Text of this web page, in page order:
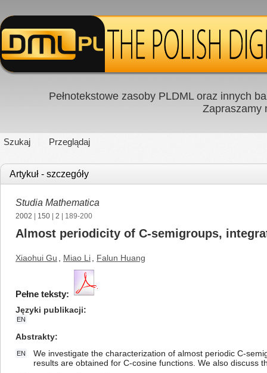
Pełnotekstowe zasoby PLDML oraz innych
Zapraszamy
Szukaj Przeglądaj
Artykuł - szczegóły
Studia Mathematica
2002 150 2 | 189-200
Almost periodicity of C-semigroups,
Xiaohui Gu Miao Li Falun Huang
Pełne teksty:
Języki publikacji
EN
Abstrakty
EN
We investigate the characterization of almost periodic C-
results are obtained for C-cosine functions. We also discuss